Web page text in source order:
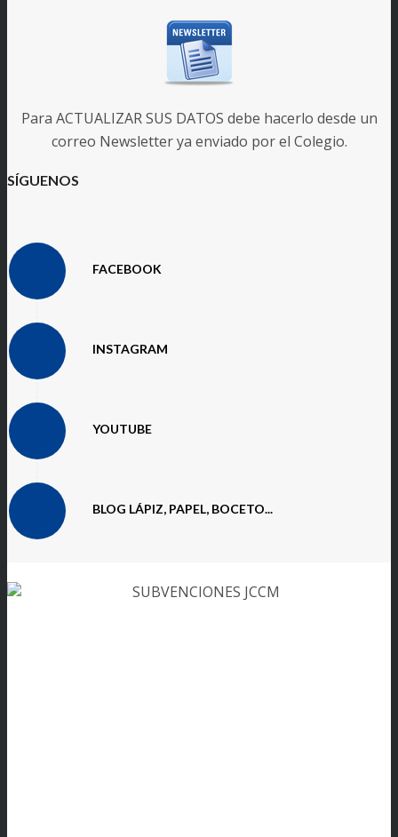
Para ACTUALIZAR SUS DATOS debe hacerlo desde un
correo Newsletter ya enviado por el Colegio.
SÍGUENOS
FACEBOOK
INSTAGRAM
YOUTUBE
BLOG LÁPIZ, PAPEL, BOCETO...